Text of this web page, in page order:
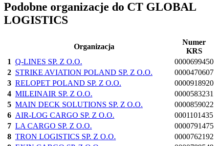
Podobne organizacje do CT GLOBAL
LOGISTICS
Organizacja
Numer
KRS
1 Q-LINES SP. Z O.O.
0000699450
2 STRIKE AVIATION POLAND SP. Z O.O.
0000470607
3 RELOPET POLAND SP. Z O.O.
0000918920
4 MILEINAIR SP. Z O.O.
0000583231
5 MAIN DECK SOLUTIONS SP. Z O.O.
0000859022
6 AIR-LOG CARGO SP. Z O.O.
0001101435
7 LA CARGO SP. Z O.O.
0000791475
8 TRON LOGISTICS SP. Z O.O.
0000762192